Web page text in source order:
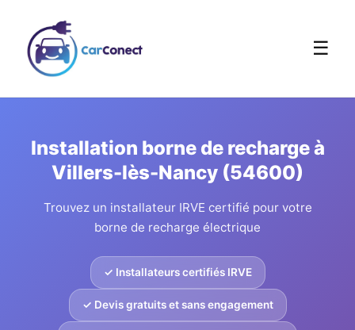
☰
Installation borne de recharge à
Villers-lès-Nancy (54600)
Trouvez un installateur IRVE certifié pour votre
borne de recharge électrique
✓ Installateurs certifiés IRVE
✓ Devis gratuits et sans engagement